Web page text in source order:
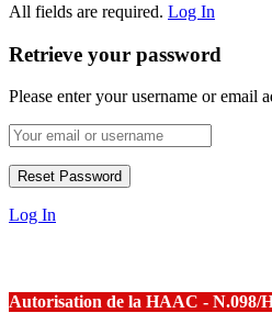
All fields are required. Log In
Retrieve your password
Please enter your username or email
Log In
Autorisation de la HAAC - N.098/